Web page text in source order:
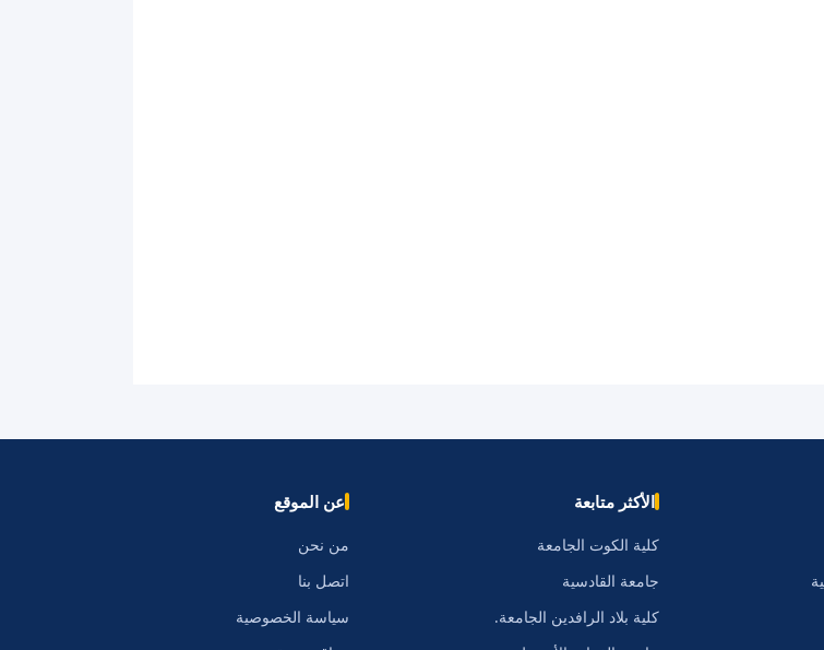
الأكثر متابعة
كلية الكوت الجامعة
جامعة القادسية
كلية بلاد الرافدين الجامعة.
عن الموقع
من نحن
اتصل بنا
سياسة الخصوصية